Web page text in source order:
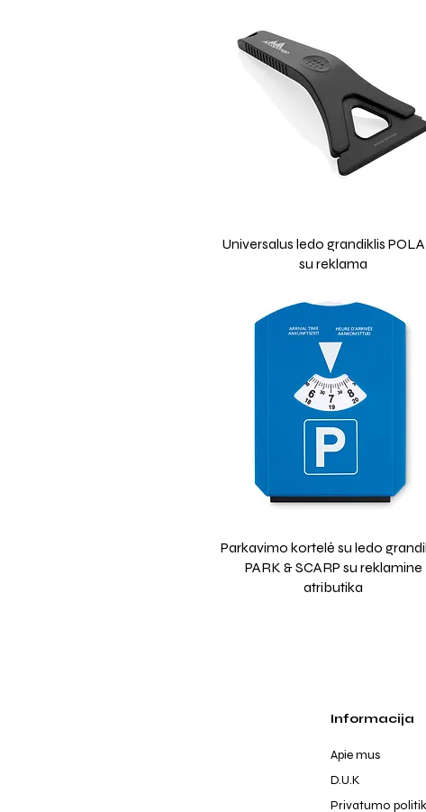
Universalus ledo grandiklis
su reklama
Parkavimo kortelė su ledo
PARK & SCARP su reklamine
atributika
Informacija
Apie mus
D.U.K
Privatumo